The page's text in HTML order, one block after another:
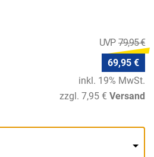
79,95 €
69,95 €
inkl. 19% MwSt.
zzgl. 7,95 € Versand